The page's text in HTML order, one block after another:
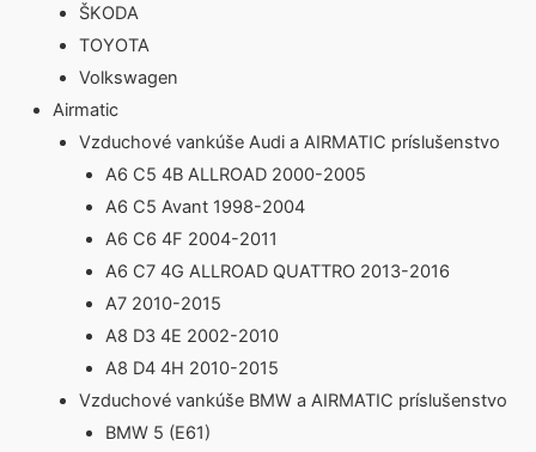
ŠKODA
TOYOTA
Volkswagen
Airmatic
Vzduchové vankúše Audi a AIRMATIC príslušenstvo
A6 C5 4B ALLROAD 2000-2005
A6 C5 Avant 1998-2004
A6 C6 4F 2004-2011
A6 C7 4G ALLROAD QUATTRO 2013-2016
A7 2010-2015
A8 D3 4E 2002-2010
A8 D4 4H 2010-2015
Vzduchové vankúše BMW a AIRMATIC príslušenstvo
BMW 5 (E61)